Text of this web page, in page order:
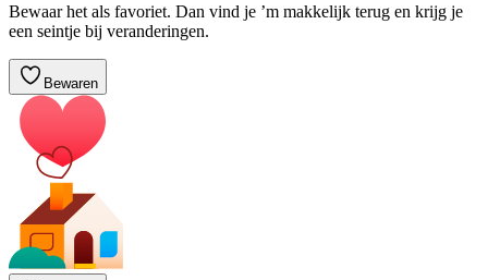
Bewaar het als favoriet. Dan vind je ’m makkelijk terug en krijg je
een seintje bij veranderingen.
Bewaren